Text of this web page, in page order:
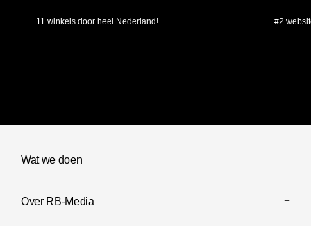
11 winkels door heel Nederland! #2
Wat we doen
Over RB-Media